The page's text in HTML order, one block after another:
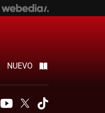
NUEVO
YoutubeTwitter